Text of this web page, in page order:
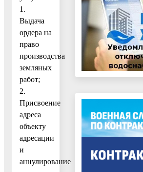
1.
Выдача
ордера на
право
производства
земляных
работ;
2.
Присвоение
адреса
объекту
адресации
и
аннулирование